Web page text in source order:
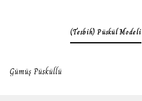
(Tesbih) Püskül Modeli
Gümüş Püsküllü